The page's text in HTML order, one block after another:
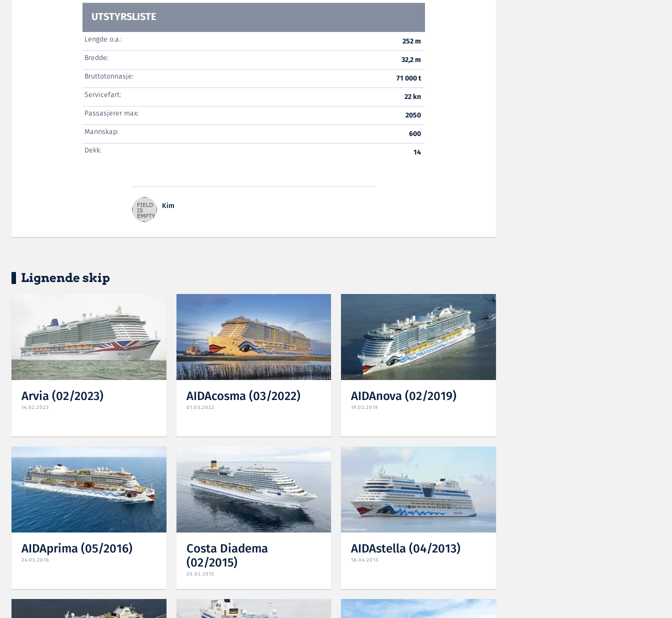
UTSTYRSLISTE
Lengde o.a.:
252 m
Bredde:
32,2 m
Bruttotonnasje:
71 000 t
Servicefart:
22 kn
Passasjerer max:
2050
Mannskap:
600
Dekk:
14
Kim
Lignende skip
Arvia (02/2023)
14.02.2023
AIDAcosma (03/2022)
01.03.2022
AIDAnova (02/2019)
19.02.2019
AIDAprima (05/2016)
24.05.2016
Costa Diadema
(02/2015)
20.02.2015
AIDAstella (04/2013)
18.04.2013